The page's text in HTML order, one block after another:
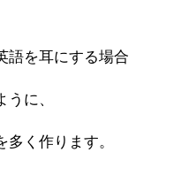
語を耳にする場合
に、
く作ります。